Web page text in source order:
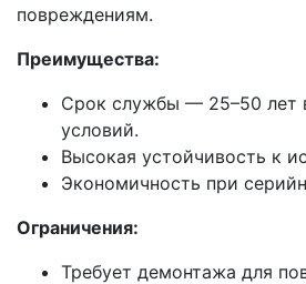
повреждениям.
Преимущества:
Срок службы — 25–50 лет
условий.
Высокая устойчивость к
Экономичность при
Ограничения:
Требует демонтажа для